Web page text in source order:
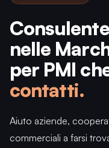
nelle
per PMI
contatti.
Aiuto aziende,
commerciali a farsi